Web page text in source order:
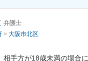
弁護士
> 大阪市北区
相手方が18歳未満の場合に